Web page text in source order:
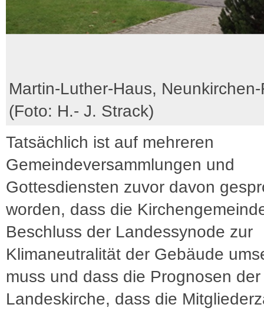
Martin-Luther-Haus,
(Foto: H.- J. Strack)
Tatsächlich ist auf mehreren
Gemeindeversammlungen und
Gottesdiensten zuvor davon
worden, dass die
Beschluss der Landessynode zur
Klimaneutralität der Gebäude
muss und dass die Prognosen der
Landeskirche, dass die